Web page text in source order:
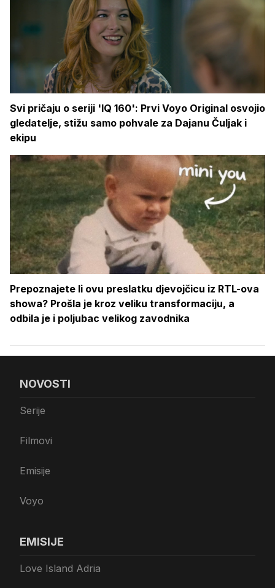
Svi pričaju o seriji 'IQ 160': Prvi Voyo Original osvojio
gledatelje, stižu samo pohvale za Dajanu Čuljak i
ekipu
Prepoznajete li ovu preslatku djevojčicu iz RTL-ova
showa? Prošla je kroz veliku transformaciju, a
odbila je i poljubac velikog zavodnika
NOVOSTI
Serije
Filmovi
Emisije
Voyo
EMISIJE
Love Island Adria